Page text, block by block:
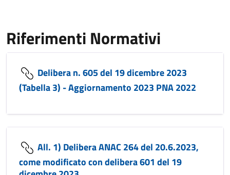
Riferimenti Normativi
Delibera n. 605 del 19 dicembre 2023
(Tabella 3) - Aggiornamento 2023 PNA 2022
All. 1) Delibera ANAC 264 del 20.6.2023,
come modificato con delibera 601 del 19